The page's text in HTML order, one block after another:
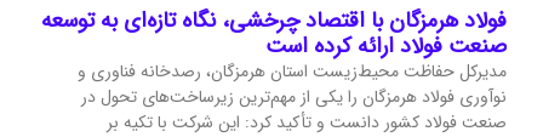
فولاد هرمزگان با اقتصاد چرخشی، نگاه تازه‌ای به توسعه
صنعت فولاد ارائه کرده است
مدیرکل حفاظت محیط‌زیست استان هرمزگان، رصدخانه فناوری و
نوآوری فولاد هرمزگان را یکی از مهم‌ترین زیرساخت‌های تحول در
صنعت فولاد کشور دانست و تأکید کرد: این شرکت با تکیه بر